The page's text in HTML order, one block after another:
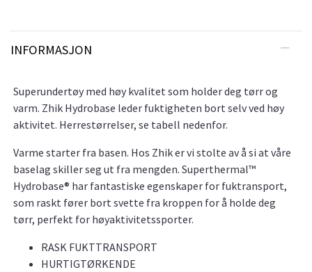
INFORMASJON
Superundertøy med høy kvalitet som holder deg tørr og
varm. Zhik Hydrobase leder fuktigheten bort selv ved høy
aktivitet. Herrestørrelser, se tabell nedenfor.
Varme starter fra basen. Hos Zhik er vi stolte av å si at våre
baselag skiller seg ut fra mengden. Superthermal™
Hydrobase® har fantastiske egenskaper for fuktransport,
som raskt fører bort svette fra kroppen for å holde deg
tørr, perfekt for høyaktivitetssporter.
RASK FUKTTRANSPORT
HURTIGTØRKENDE